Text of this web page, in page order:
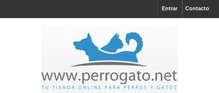
Contacto
Entrar